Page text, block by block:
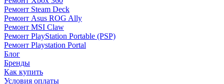
Ремонт Steam Deck
Ремонт Asus ROG Ally
Ремонт MSI Claw
Ремонт PlayStation Portable (PSP)
Ремонт Playstation Portal
Блог
Бренды
Как купить
Условия оплаты